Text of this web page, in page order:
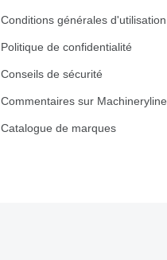
Conditions générales d'utilisation
Politique de confidentialité
Conseils de sécurité
Commentaires sur Machineryline
Catalogue de marques